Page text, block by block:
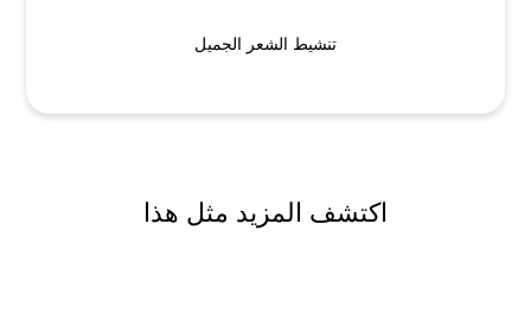
تنشيط الشعر الجميل
اكتشف المزيد مثل هذا